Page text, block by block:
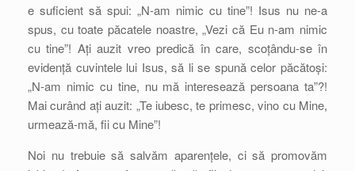
e suficient să spui: „N-am nimic cu tine”! Isus nu ne-a
spus, cu toate păcatele noastre, „Vezi că Eu n-am nimic
cu tine”! Ați auzit vreo predică în care, scoțându-se în
evidență cuvintele lui Isus, să li se spună celor păcătoși:
„N-am nimic cu tine, nu mă interesează persoana ta”?!
Mai curând ați auzit: „Te iubesc, te primesc, vino cu Mine,
urmează-mă, fii cu Mine”!
Noi nu trebuie să salvăm aparențele, ci să promovăm